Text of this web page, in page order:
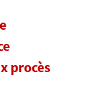
procès